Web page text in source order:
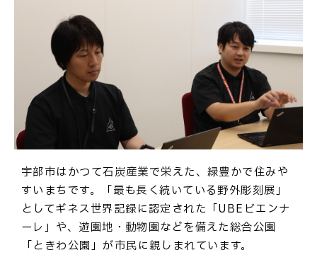
宇部市はかつて石炭産業で栄えた、緑豊かで住みや
すいまちです。「最も長く続いている野外彫刻展」
としてギネス世界記録に認定された「UBEビエンナ
ーレ」や、遊園地・動物園などを備えた総合公園
「ときわ公園」が市民に親しまれています。